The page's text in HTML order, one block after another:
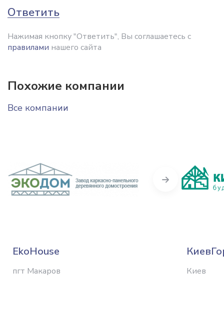
Ответить
Нажимая кнопку "Ответить", Вы соглашаетесь с
правилами нашего сайта
Похожие компании
Все компании
EkoHouse
пгт Макаров Киев
Next